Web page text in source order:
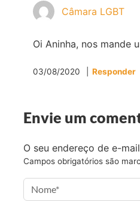
Câmara LGBT
Oi Aninha, nos mande
03/08/2020 Responder
Envie um
O seu endereço de e-
Campos obrigatórios são